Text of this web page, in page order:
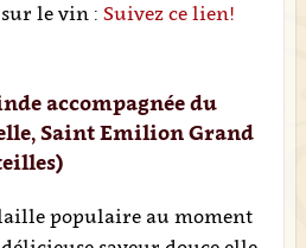
le vin : Suivez ce lien!
accompagnée du
Saint Emilion Grand
populaire au moment